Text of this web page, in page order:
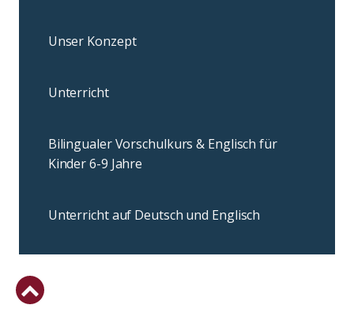
Unser Konzept
Unterricht
Bilingualer Vorschulkurs & Englisch für
Kinder 6-9 Jahre
Unterricht auf Deutsch und Englisch